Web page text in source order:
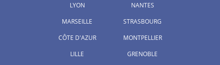
LYON
MARSEILLE
CÔTE D'AZUR
LILLE
NANTES
STRASBOURG
MONTPELLIER
GRENOBLE